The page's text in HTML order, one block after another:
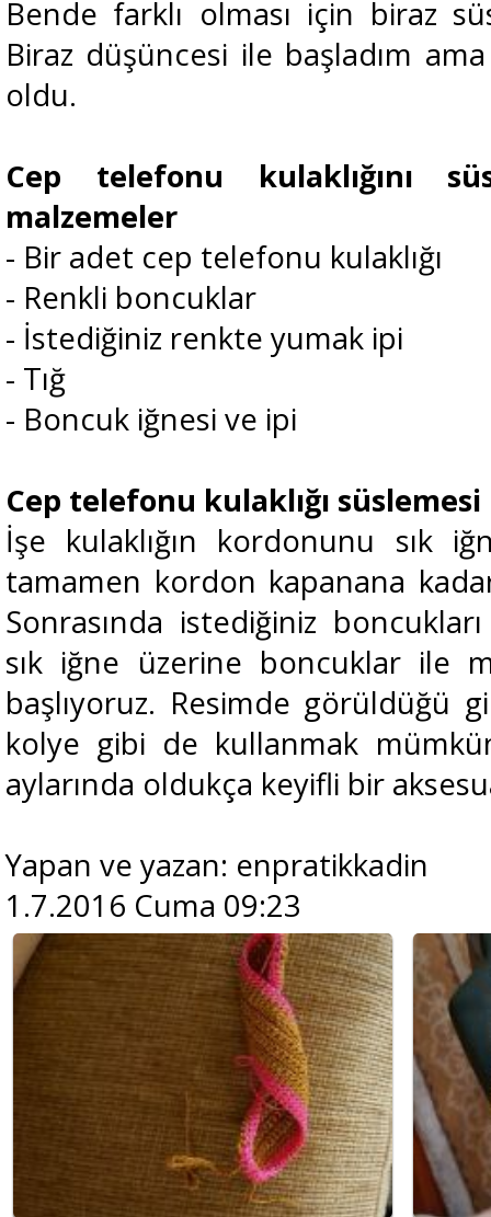
Bende farklı olması için biraz
Biraz düşüncesi ile başladım
oldu.
Cep telefonu kulaklığını
malzemeler
- Bir adet cep telefonu kulaklığı
- Renkli boncuklar
- İstediğiniz renkte yumak ipi
- Tığ
- Boncuk iğnesi ve ipi
Cep telefonu kulaklığı süslemesi
İşe kulaklığın kordonunu sık
tamamen kordon kapanana
Sonrasında istediğiniz
sık iğne üzerine boncuklar ile
başlıyoruz. Resimde görüldüğü
kolye gibi de kullanmak
aylarında oldukça keyifli bir
Yapan ve yazan: enpratikkadin
1.7.2016 Cuma 09:23